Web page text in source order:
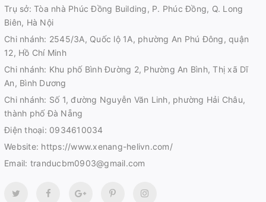
Trụ sở: Tòa nhà Phúc Đồng Building, P. Phúc Đồng, Q. Long
Biên, Hà Nội
Chi nhánh: 2545/3A, Quốc lộ 1A, phường An Phú Đông, quận
12, Hồ Chí Minh
Chi nhánh: Khu phố Bình Đường 2, Phường An Bình, Thị xã Dĩ
An, Bình Dương
Chi nhánh: Số 1, đường Nguyễn Văn Linh, phường Hải Châu,
thành phố Đà Nẵng
Điện thoại: 0934610034
Website: https://www.xenang-helivn.com/
Email: tranducbm0903@gmail.com